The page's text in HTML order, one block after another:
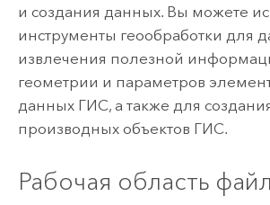
и создания данных. Вы можете
инструменты геообработки для
извлечения полезной
геометрии и параметров
данных ГИС, а также для
производных объектов ГИС.
Рабочая область